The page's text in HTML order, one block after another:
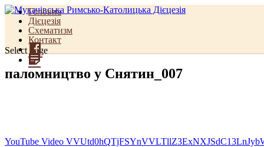
Головна
Дієцезія
Схематизм
Контакт
Facebook
Для
священиків
Select Page
паломництво у Снятин_007
YouTube Video